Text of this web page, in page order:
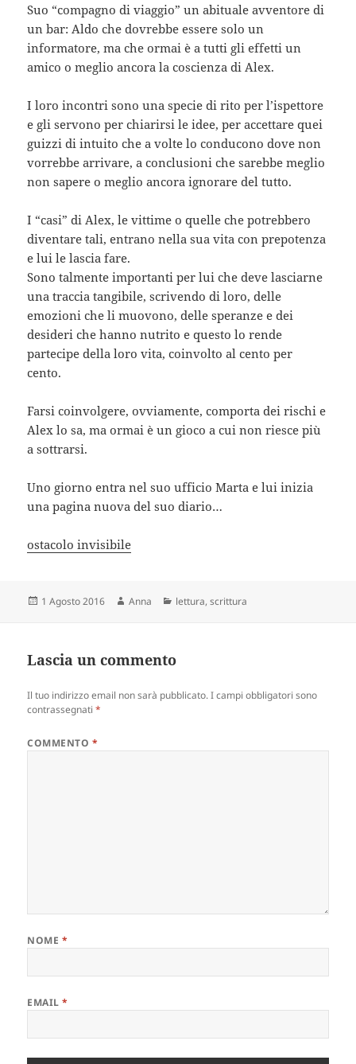
Suo “compagno di viaggio” un abituale avventore di
un bar: Aldo che dovrebbe essere solo un
informatore, ma che ormai è a tutti gli effetti un
amico o meglio ancora la coscienza di Alex.
I loro incontri sono una specie di rito per l’ispettore
e gli servono per chiarirsi le idee, per accettare quei
guizzi di intuito che a volte lo conducono dove non
vorrebbe arrivare, a conclusioni che sarebbe meglio
non sapere o meglio ancora ignorare del tutto.
I “casi” di Alex, le vittime o quelle che potrebbero
diventare tali, entrano nella sua vita con prepotenza
e lui le lascia fare.
Sono talmente importanti per lui che deve lasciarne
una traccia tangibile, scrivendo di loro, delle
emozioni che li muovono, delle speranze e dei
desideri che hanno nutrito e questo lo rende
partecipe della loro vita, coinvolto al cento per
cento.
Farsi coinvolgere, ovviamente, comporta dei rischi e
Alex lo sa, ma ormai è un gioco a cui non riesce più
a sottrarsi.
Uno giorno entra nel suo ufficio Marta e lui inizia
una pagina nuova del suo diario…
ostacolo invisibile
Scritto
1 Agosto 2016 Autore
Anna Categorie
lettura,scrittura
Lascia un commento
Il tuo indirizzo email non sarà pubblicato. I campi obbligatori sono
contrassegnati*
COMMENTO *
NOME *
EMAIL*